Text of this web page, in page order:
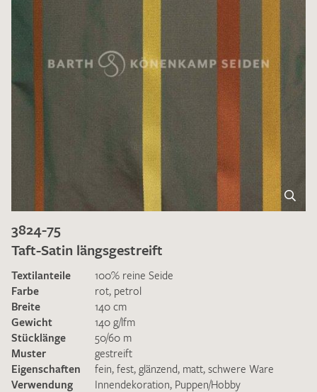
3824-75
Taft-Satin längsgestreift
Textilanteile
100% reine Seide
Farbe
rot, petrol
Breite
140 cm
Gewicht
140 g/lfm
Stücklänge
50/60 m
Muster
gestreift
Eigenschaften
fein, fest, glänzend, matt, schwere Ware
Verwendung
Innendekoration, Puppen/Hobby